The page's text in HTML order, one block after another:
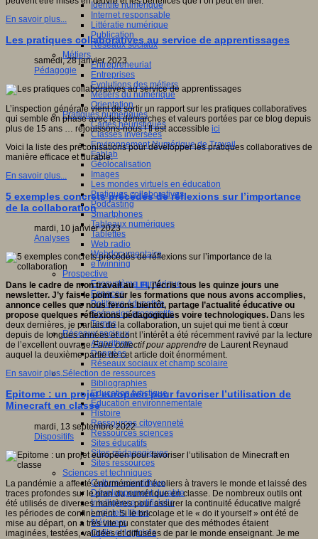
Identité numérique
Internet responsable
Littératie numérique
Publication
Réseaux sociaux
Métiers
Entrepreneuriat
Entreprises
Evolutions des métiers
Métiers du numérique
Orientation
Pratiques numériques
Cartes heuristiques
Classes inversées
Environnement Numérique de Travail
Fablab
Géolocalisation
Images
Les mondes virtuels en éducation
Pratiques collaboratives
Podcasting
Smartphones
Tableaux numériques
Tablettes
Web radio
Webdocumentaire
eTwinning
Prospective
Ecosystème numérique
Espaces
Politique éducative
Scénarios prospectifs
Temps
Réseaux sociaux
Algorithme
Données
Réseaux sociaux et champ scolaire
Sélection de ressources
Bibliographies
Education artistique
Education environnementale
Histoire
Ressources citoyenneté
Ressources sciences
Sites éducatifs
Sites pédagogiques
Sites ressources
Sciences et techniques
Culture scientifique
Développement durable
Intelligence artificielle
Logiciels libres
Métavers
Outils et logiciels
En savoir plus...
Les pratiques collaboratives au service de apprentissages
samedi, 28 janvier 2023
Pédagogie
L’inspection générale vient de sortir un rapport sur les pratiques collaboratives
qui semble en phase avec les démarches et valeurs portées par ce blog depuis
plus de 15 ans … réjouissons-nous ! Il est accessible ici
Voici la liste des préconisations pour développer les pratiques collaboratives de
manière efficace et durable.
En savoir plus...
5 exemples concrets précédés de réflexions sur l’importance
de la collaboration
mardi, 10 janvier 2023
Analyses
Dans le cadre de mon travail auLFI, j’écris tous les quinze jours une
newsletter. J’y fais le point sur les formations que nous avons accomplies,
annonce celles que nous ferons bientôt, partage l’actualité éducative ou
propose quelques réflexions pédagogiques voire technologiques. Dans les
deux dernières, je parlais de la collaboration, un sujet qui me tient à cœur
depuis de longues années et dont l’intérêt a été récemment ravivé par la lecture
de l’excellent ouvrageFaire collectif pour apprendre de Laurent Reynaud
auquel la deuxième partie de cet article doit énormément.
En savoir plus...
Epitome : un projet européen pour favoriser l’utilisation de
Minecraft en classe
mardi, 13 septembre 2022
Dispositifs
La pandémie a affecté énormément d’écoliers à travers le monde et laissé des
traces profondes sur le plan du numérique en classe. De nombreux outils ont
été utilisés de diverses manières pour assurer la continuité éducative malgré
les périodes de confinement. Si le bricolage et le « do it yourself » ont été de
mise au départ, on a très vite pu constater que des méthodes étaient
imaginées, testées, validées et diffusées de par le monde enseignant. Je me